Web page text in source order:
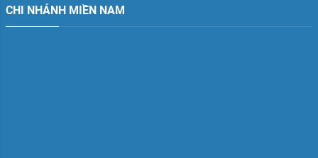
CHI NHÁNH MIỀN NAM